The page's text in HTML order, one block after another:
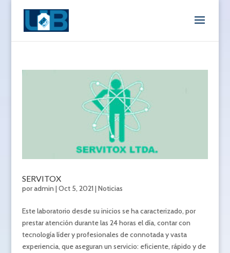
SERVITOX
poradmin |Oct 5, 2021|Noticias
Este laboratorio desde su inicios se ha caracterizado, por
prestar atención durante las 24 horas el día, contar con
tecnología líder y profesionales de connotada y vasta
experiencia, que aseguran un servicio: eficiente, rápido y de